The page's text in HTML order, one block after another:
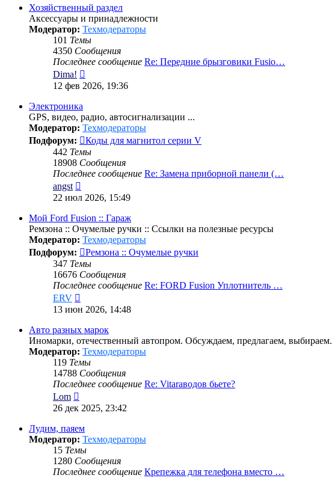
сообщению
Хозяйственный раздел
Аксессуары и принадлежности
Модератор: Техмодераторы
101 Темы
4350 Сообщения
Последнее сообщение Re: Передние брызговики Fusio…
Dima!
к
12 фев 2026, 19:36
Электроника
GPS, видео, радио, автосигнализации ...
Модератор: Техмодераторы
Подфорум:
Коды для магнитол серии V
442 Темы
18908 Сообщения
Последнее сообщение Re: Замена приборной панели (…
angst
к
сообщению
22 июл 2026, 15:49
Мой Ford Fusion :: Гараж
Ремзона :: Очумелые ручки :: Ссылки на полезные ресурсы
Модератор: Техмодераторы
Подфорум:
Ремзона :: Очумелые ручки
347 Темы
16676 Сообщения
Последнее сообщение Re: FORD Fusion Уплотнитель …
ERV
к
сообщению
13 июн 2026, 14:48
Авто разных марок
Иномарки, отечественный автопром. Обсуждаем, предлагаем, выбираем.
Модератор: Техмодераторы
119 Темы
14788 Сообщения
Последнее сообщение Re: Vitaraводов бьете?
Lom
к
сообщению
26 дек 2025, 23:42
Лудим, паяем
Модератор: Техмодераторы
15 Темы
1280 Сообщения
Последнее сообщение Крепежка для телефона вместо …